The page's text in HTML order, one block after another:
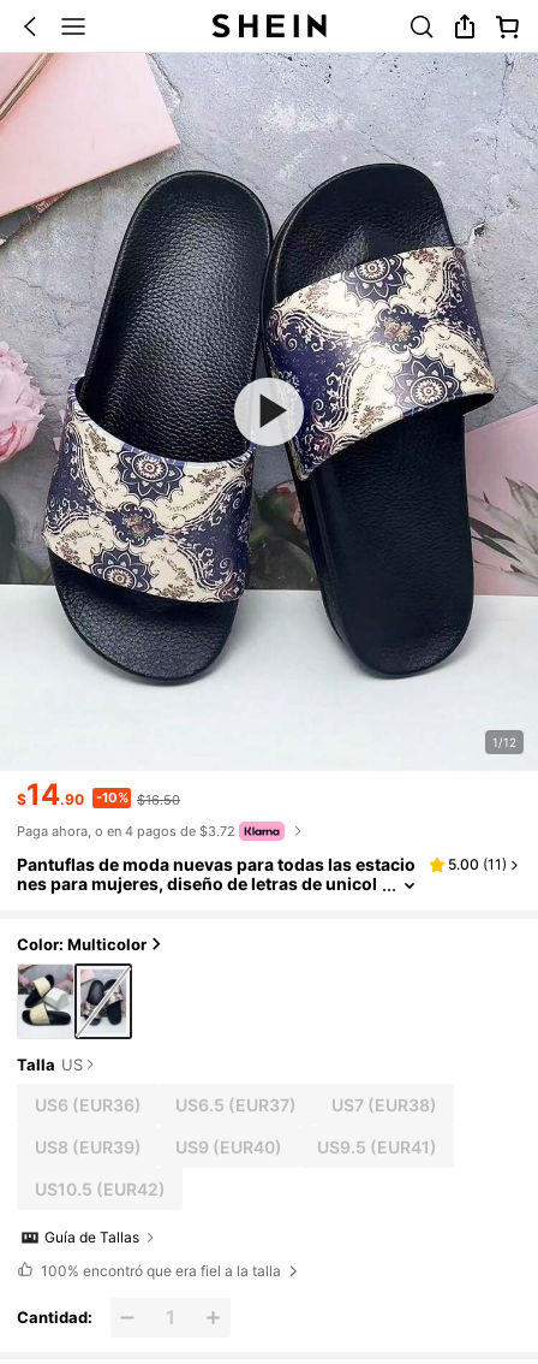
1/12
$14.90 -10% $16.50
Paga ahora, o en 4 pagos de $3.72
Pantuflas de moda nuevas para todas las estacio
nes para mujeres, diseño de letras de unicol
s, casuales para caminar, playa, con absorción d
e impactos
5.00 (11)
Color: Multicolor
Talla US
US6 (EUR36) US6.5 (EUR37) US7(EUR38)
US8 (EUR39) US9 (EUR40) US9.5 (EUR41)
US10.5 (EUR42)
Guía de Tallas
100% encontró que era fiel a la talla
Cantidad: